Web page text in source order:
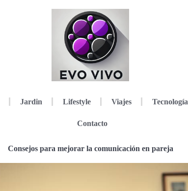
Jardin Lifestyle Viajes Tecnología
Contacto
Consejos para mejorar la comunicación en pareja